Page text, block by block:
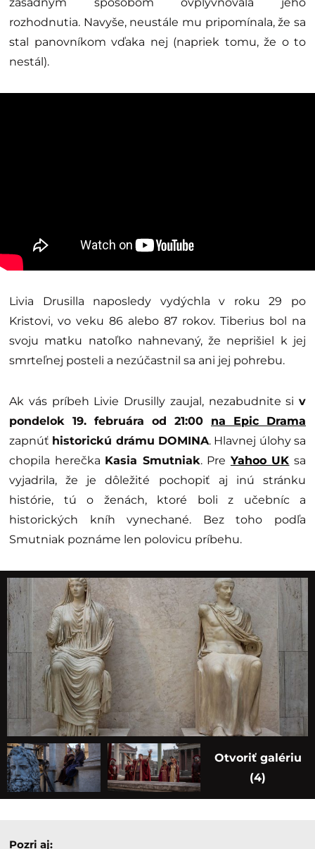
zásadným spôsobom ovplyvňovala jeho
rozhodnutia. Navyše, neustále mu pripomínala, že sa
stal panovníkom vďaka nej (napriek tomu, že o to
nestál).
Livia Drusilla naposledy vydýchla v roku 29 po
Kristovi, vo veku 86 alebo 87 rokov. Tiberius bol na
svoju matku natoľko nahnevaný, že neprišiel k jej
smrteľnej posteli a nezúčastnil sa ani jej pohrebu.
Ak vás príbeh Livie Drusilly zaujal, nezabudnite si v
pondelok 19. februára od 21:00 na Epic Drama
zapnúť historickú drámu DOMINA. Hlavnej úlohy sa
chopila herečka Kasia Smutniak. Pre Yahoo UK sa
vyjadrila, že je dôležité pochopiť aj inú stránku
histórie, tú o ženách, ktoré boli z učebníc a
historických kníh vynechané. Bez toho podľa
Smutniak poznáme len polovicu príbehu.
Otvoriť galériu
(4)
Pozri aj: